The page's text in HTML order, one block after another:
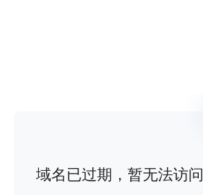
域名已过期，暂无法访问